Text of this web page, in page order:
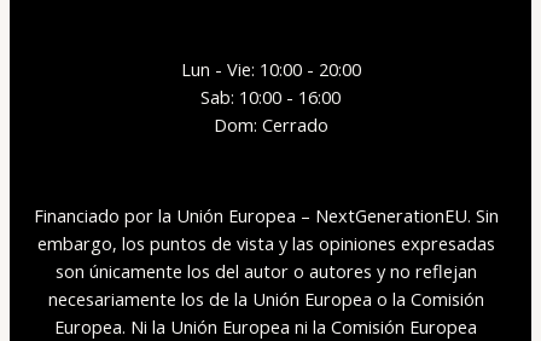
Lun - Vie: 10:00 - 20:00
Sab: 10:00 - 16:00
Dom: Cerrado
Financiado por la Unión Europea – NextGenerationEU. Sin
embargo, los puntos de vista y las opiniones expresadas
son únicamente los del autor o autores y no reflejan
necesariamente los de la Unión Europea o la Comisión
Europea. Ni la Unión Europea ni la Comisión Europea